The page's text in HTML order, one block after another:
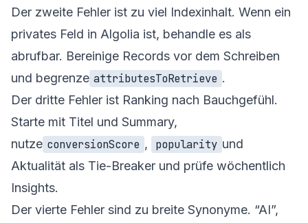
Der zweite Fehler ist zu viel Indexinhalt. Wenn ein
privates Feld in Algolia ist, behandle es als
abrufbar. Bereinige Records vor dem Schreiben
und begrenze attributesToRetrieve .
Der dritte Fehler ist Ranking nach Bauchgefühl.
Starte mit Titel und Summary,
nutze conversionScore , popularity und
Aktualität als Tie-Breaker und prüfe wöchentlich
Insights.
Der vierte Fehler sind zu breite Synonyme. “AI”,